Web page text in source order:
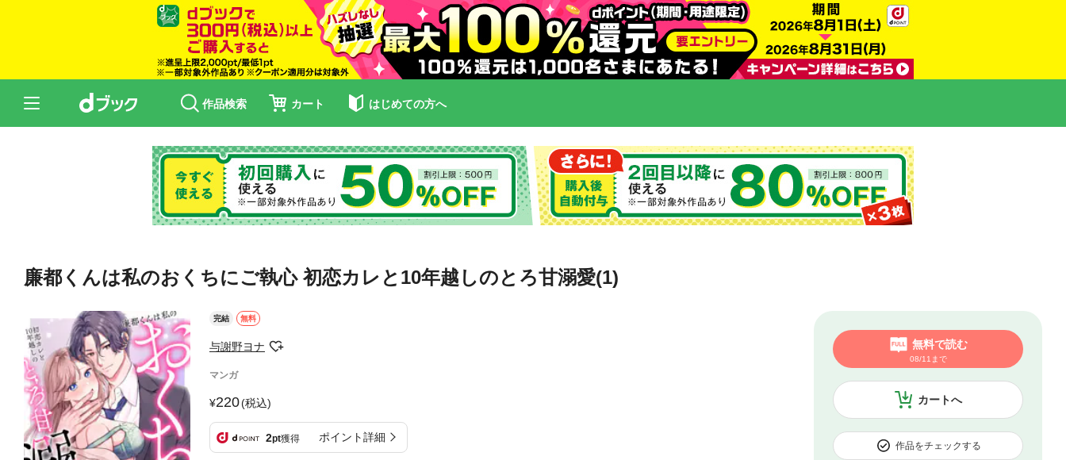
作品検索 カート はじめての方へ
廉都くんは私のおくちにご執心 初恋カレと10年越しのとろ甘溺愛(1)
完結 無料
与謝野ヨナ
マンガ
220(税込)
2pt獲得 ポイント詳細
カートへ
無料で読む
08/11まで
作品をチェックする